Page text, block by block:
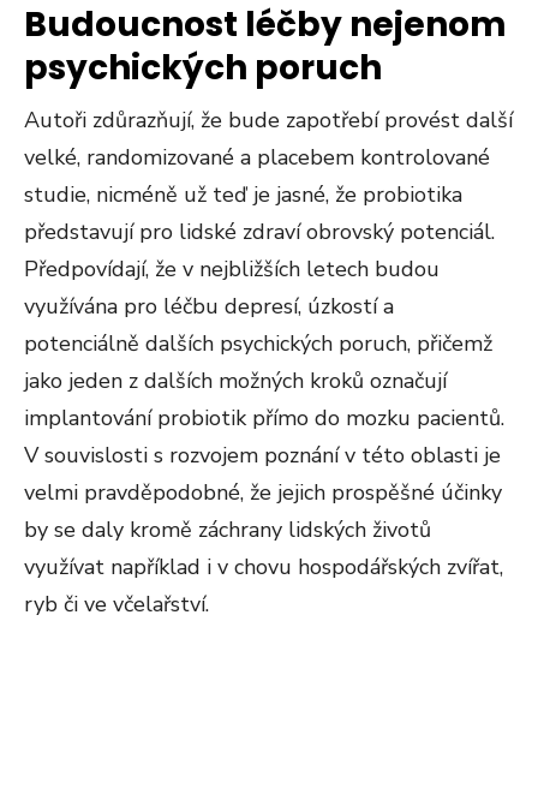
Budoucnost léčby nejenom
psychických poruch
Autoři zdůrazňují, že bude zapotřebí provést další
velké, randomizované a placebem kontrolované
studie, nicméně už teď je jasné, že probiotika
představují pro lidské zdraví obrovský potenciál.
Předpovídají, že v nejbližších letech budou
využívána pro léčbu depresí, úzkostí a
potenciálně dalších psychických poruch, přičemž
jako jeden z dalších možných kroků označují
implantování probiotik přímo do mozku pacientů.
V souvislosti s rozvojem poznání v této oblasti je
velmi pravděpodobné, že jejich prospěšné účinky
by se daly kromě záchrany lidských životů
využívat například i v chovu hospodářských zvířat,
ryb či ve včelařství.